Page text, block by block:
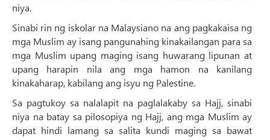
niya.
Sinabi rin ng iskolar na Malaysiano na ang pagkakaisa ng
mga Muslim ay isang pangunahing kinakailangan para sa
mga Muslim upang maging isang huwarang lipunan at
upang harapin nila ang mga hamon na kanilang
kinakaharap, kabilang ang isyu ng Palestine.
Sa pagtukoy sa nalalapit na paglalakaby sa Hajj, sinabi
niya na batay sa pilosopiya ng Hajj, ang mga Muslim ay
dapat hindi lamang sa salita kundi maging sa bawat